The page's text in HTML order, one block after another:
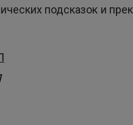
подсказок и